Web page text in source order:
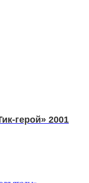
герой» 2001